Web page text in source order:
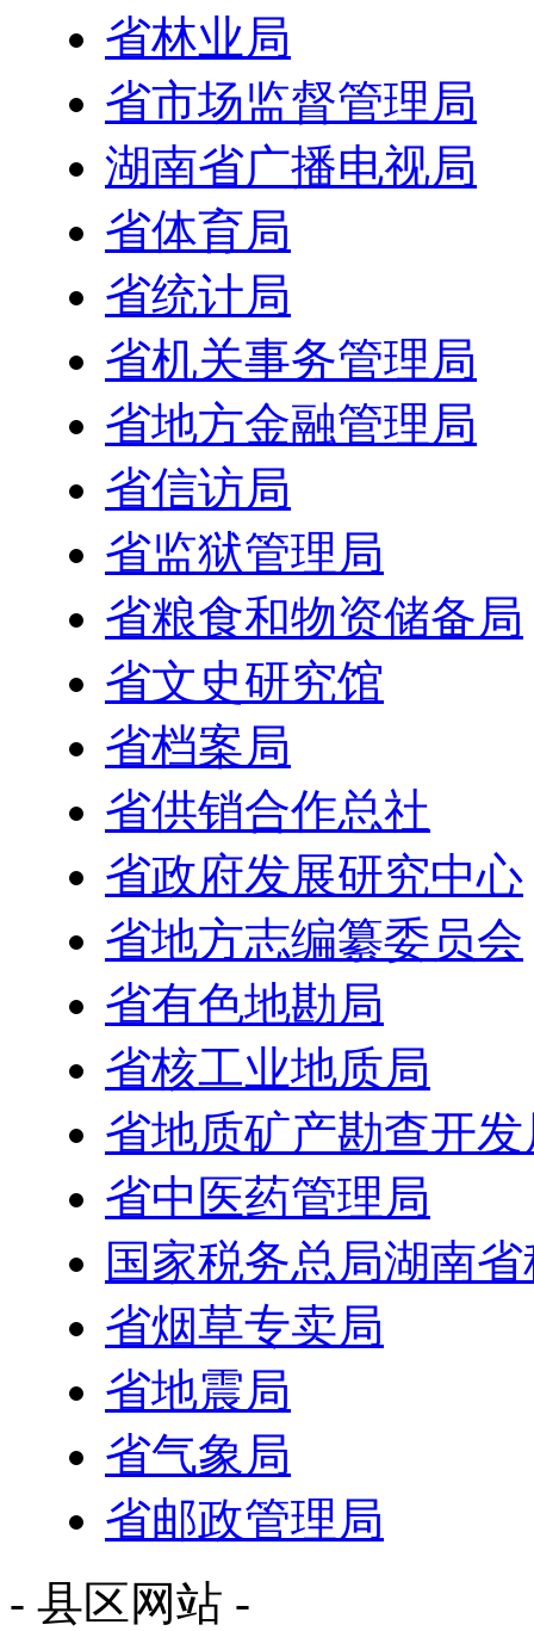
省林业局
省市场监督管理局
湖南省广播电视局
省体育局
省统计局
省机关事务管理局
省地方金融管理局
省信访局
省监狱管理局
省粮食和物资储备局
省文史研究馆
省档案局
省供销合作总社
省政府发展研究中心
省地方志编纂委员会
省有色地勘局
省核工业地质局
省地质矿产勘查开发
省中医药管理局
国家税务总局湖南
省烟草专卖局
省地震局
省气象局
省邮政管理局
- 县区网站 -